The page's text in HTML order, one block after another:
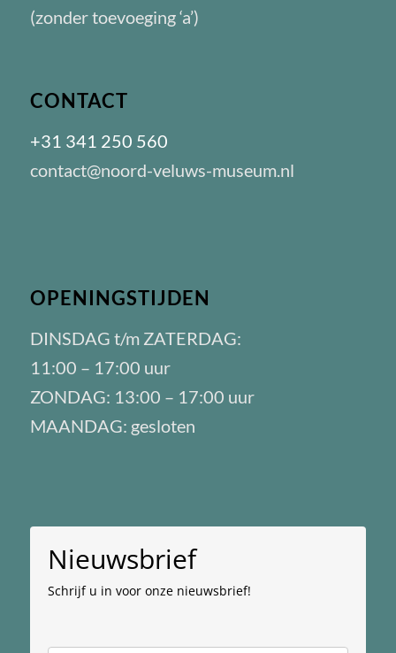
(zonder toevoeging ‘a’)
CONTACT
+31 341 250 560
contact@noord-veluws-museum.nl
OPENINGSTIJDEN
DINSDAG t/m ZATERDAG:
11:00 – 17:00 uur
ZONDAG: 13:00 – 17:00 uur
MAANDAG: gesloten
Nieuwsbrief
Schrijf u in voor onze nieuwsbrief!